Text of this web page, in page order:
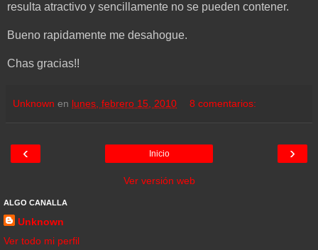
resulta atractivo y sencillamente no se pueden contener.
Bueno rapidamente me desahogue.
Chas gracias!!
Unknown en lunes, febrero 15, 2010 8 comentarios:
‹ ›
Inicio
Ver versión web
ALGO CANALLA
Unknown
Ver todo mi perfil